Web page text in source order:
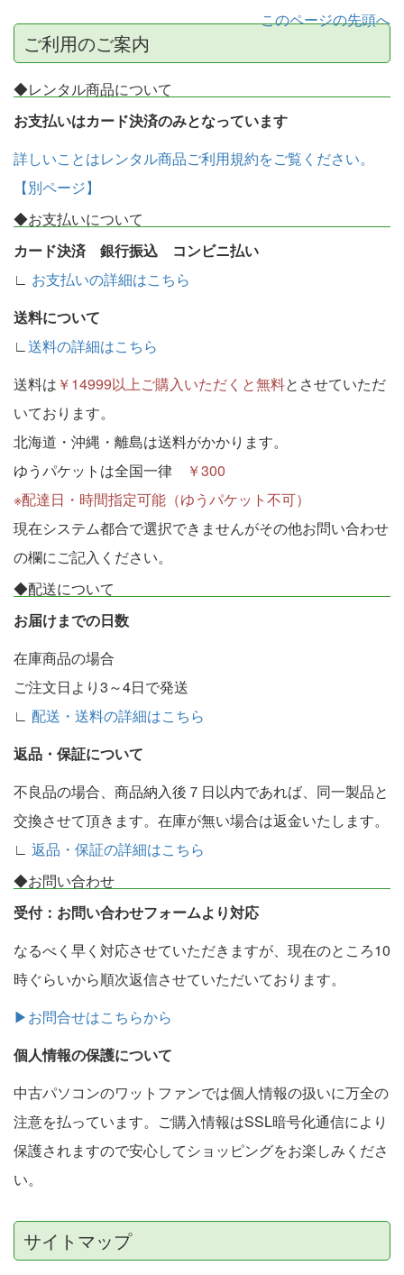
このページの先頭へ
ご利用のご案内
◆レンタル商品について
お支払いはカード決済のみとなっています
詳しいことはレンタル商品ご利用規約をご覧ください。
【別ページ】
◆お支払いについて
カード決済 銀行振込 コンビニ払い
∟ お支払いの詳細はこちら
送料について
∟送料の詳細はこちら
送料は ￥14999以上ご購入いただくと無料とさせていただ
いております。
北海道・沖縄・離島は送料がかかります。
ゆうパケットは全国一律
￥300
※配達日・時間指定可能（ゆうパケット不可）
現在システム都合で選択できませんがその他お問い合わせ
の欄にご記入ください。
◆配送について
お届けまでの日数
在庫商品の場合
ご注文日より3～4日で発送
∟ 配送・送料の詳細はこちら
返品・保証について
不良品の場合、商品納入後７日以内であれば、同一製品と
交換させて頂きます。在庫が無い場合は返金いたします。
∟ 返品・保証の詳細はこちら
◆お問い合わせ
受付：お問い合わせフォームより対応
なるべく早く対応させていただきますが、現在のところ10
時ぐらいから順次返信させていただいております。
▶お問合せはこちらから
個人情報の保護について
中古パソコンのワットファンでは個人情報の扱いに万全の
注意を払っています。ご購入情報はSSL暗号化通信により
保護されますので安心してショッピングをお楽しみくださ
い。
サイトマップ